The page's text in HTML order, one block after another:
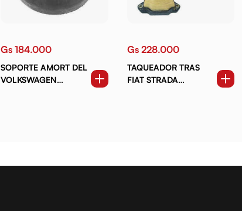
Gs 184.000
SOPORTE AMORT DEL
VOLKSWAGEN
Gs 228.000
TAQUEADOR TRAS
FIAT STRADA